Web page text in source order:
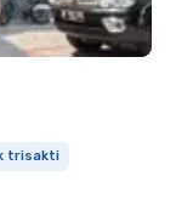
trisakti